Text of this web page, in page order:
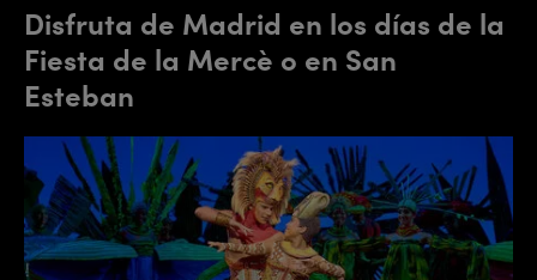
Disfruta de Madrid en los días de la
Fiesta de la Mercè o en San
Esteban